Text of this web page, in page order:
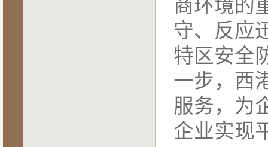
守、反应
特区安全
一步，西
服务，为
企业实现